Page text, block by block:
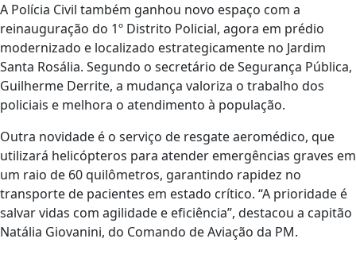
A Polícia Civil também ganhou novo espaço com a
reinauguração do 1º Distrito Policial, agora em prédio
modernizado e localizado estrategicamente no Jardim
Santa Rosália. Segundo o secretário de Segurança Pública,
Guilherme Derrite, a mudança valoriza o trabalho dos
policiais e melhora o atendimento à população.
Outra novidade é o serviço de resgate aeromédico, que
utilizará helicópteros para atender emergências graves em
um raio de 60 quilômetros, garantindo rapidez no
transporte de pacientes em estado crítico. “A prioridade é
salvar vidas com agilidade e eficiência”, destacou a capitão
Natália Giovanini, do Comando de Aviação da PM.